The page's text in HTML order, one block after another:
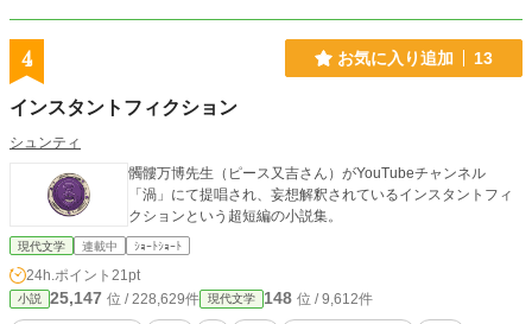
4 お気に入り追加 13
インスタントフィクション
シュンティ
髑髏万博先生（ピース又吉さん）がYouTubeチャンネル
「渦」にて提唱され、妄想解釈されているインスタントフィ
クションという超短編の小説集。
現代文学 連載中 ｼｮｰﾄｼｮｰﾄ
24h.ポイント 21pt
小説 25,147 位 / 228,629件 現代文学 148 位 / 9,612件